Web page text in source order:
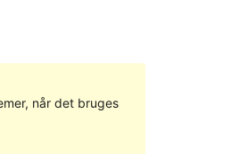
når det bruges